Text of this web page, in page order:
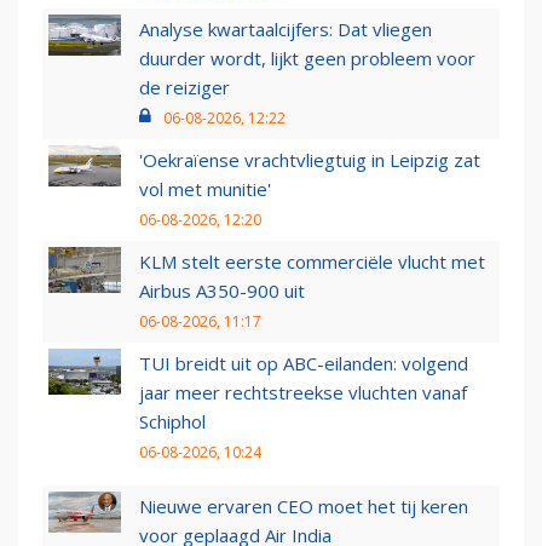
Analyse kwartaalcijfers: Dat vliegen
duurder wordt, lijkt geen probleem voor
de reiziger
06-08-2026, 12:22
'Oekraïense vrachtvliegtuig in Leipzig zat
vol met munitie'
06-08-2026, 12:20
KLM stelt eerste commerciële vlucht met
Airbus A350-900 uit
06-08-2026, 11:17
TUI breidt uit op ABC-eilanden: volgend
jaar meer rechtstreekse vluchten vanaf
Schiphol
06-08-2026, 10:24
Nieuwe ervaren CEO moet het tij keren
voor geplaagd Air India